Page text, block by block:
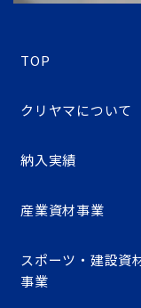
TOP
クリヤマについて
納入実績
産業資材事業
スポーツ・建設資
事業